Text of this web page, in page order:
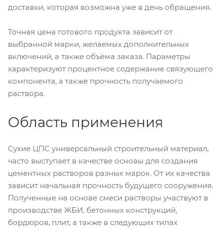
доставки, которая возможна уже в день обращения.
Точная цена готового продукта зависит от
выбранной марки, желаемых дополнительных
включений, а также объёма заказа. Параметры
характеризуют процентное содержание связующего
компонента, а также прочность получаемого
раствора.
Область применения
Сухие ЦПС универсальный строительный материал,
часто выступает в качестве основы для создания
цементных растворов разных марок. От их качества
зависит начальная прочность будущего сооружения.
Полученные на основе смеси растворы участвуют в
производстве ЖБИ, бетонных конструкций,
бордюров, плит, а также в следующих типах